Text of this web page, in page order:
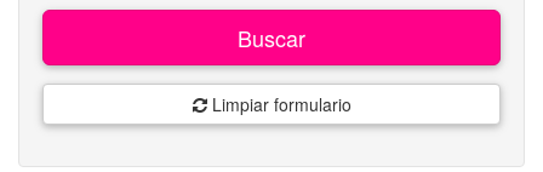
Buscar
Limpiar formulario